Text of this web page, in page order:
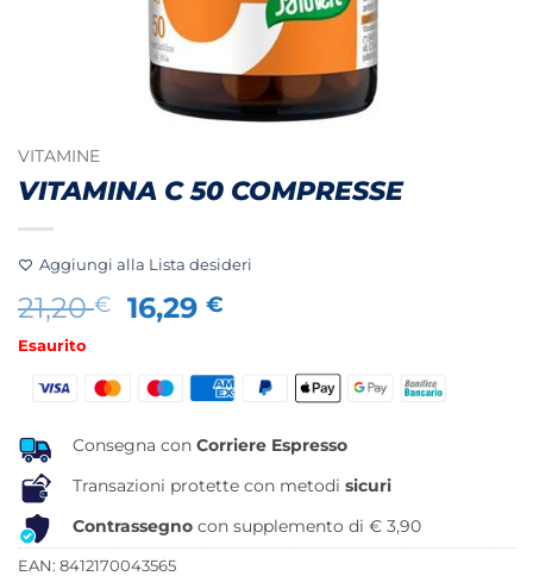
VITAMINE
VITAMINA C 50 COMPRESSE
Aggiungi alla Lista desideri
21,20€
Il
era:
16,29€
attuale
è:
Esaurito
Consegna con Corriere Espresso
Transazioni protette con metodi sicuri
Contrassegno con supplemento di € 3,90
EAN: 8412170043565